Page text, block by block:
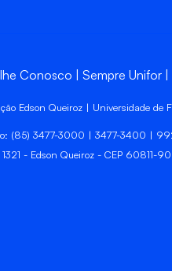
Conosco Sempre Unifor
Edson Queiroz | Universidade de
(85) 3477-3000 | 3477-3400 |
- Edson Queiroz - CEP 60811-